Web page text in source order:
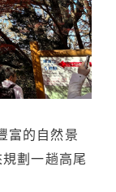
富的自然景
劃一趟高尾